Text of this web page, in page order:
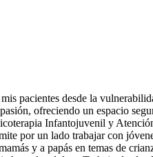
pacientes desde la
ofreciendo un espacio
Infantojuvenil y
por un lado trabajar con
y a papás en temas de